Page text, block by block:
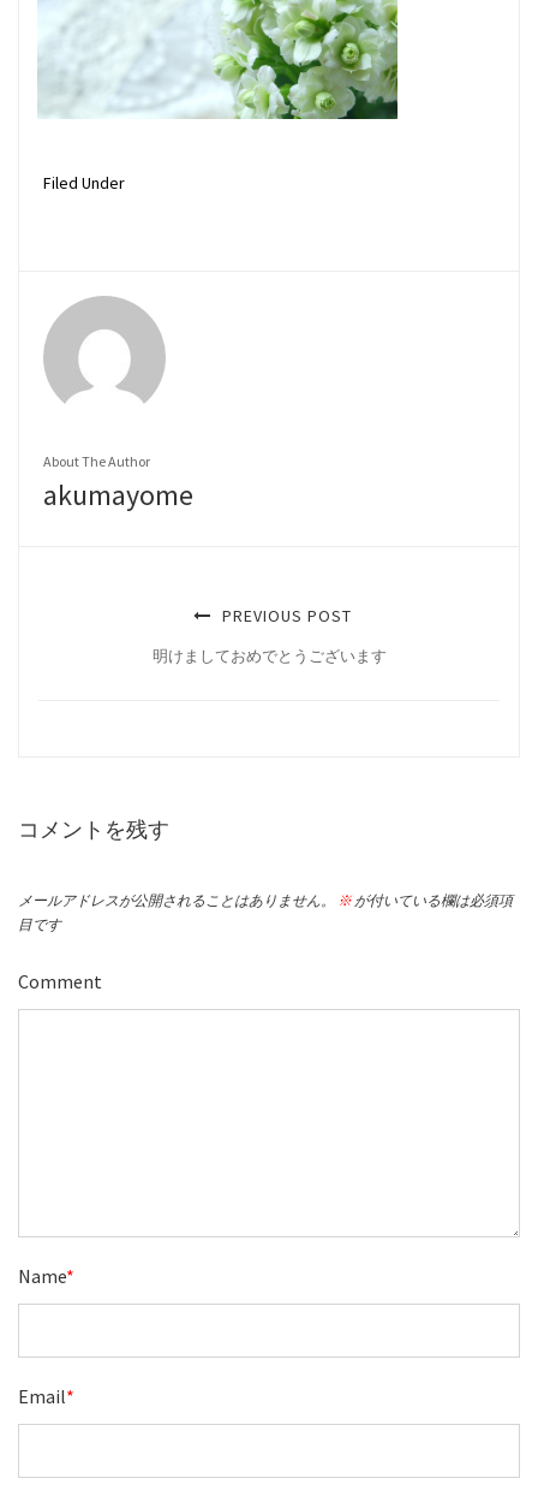
Filed Under
About The Author
akumayome
PREVIOUS POST
明けましておめでとうございます
コメントを残す
メールアドレスが公開されることはありません。 ※ が付いている欄は必須項
目です
Comment
Name*
Email*